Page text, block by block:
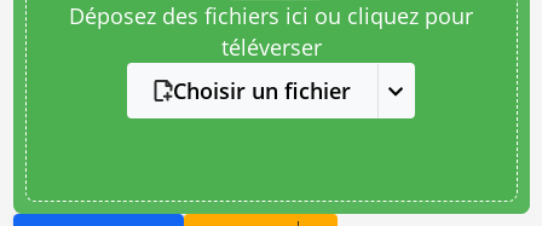
Déposez des fichiers ici ou cliquez pour
téléverser
Choisir un fichier